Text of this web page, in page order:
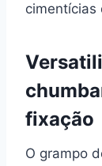
cimentícias
fixação
O grampo